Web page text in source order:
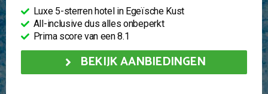
Luxe 5-sterren hotel in Egeïsche Kust
All-inclusive dus alles onbeperkt
Prima score van een 8.1
BEKIJK AANBIEDINGEN